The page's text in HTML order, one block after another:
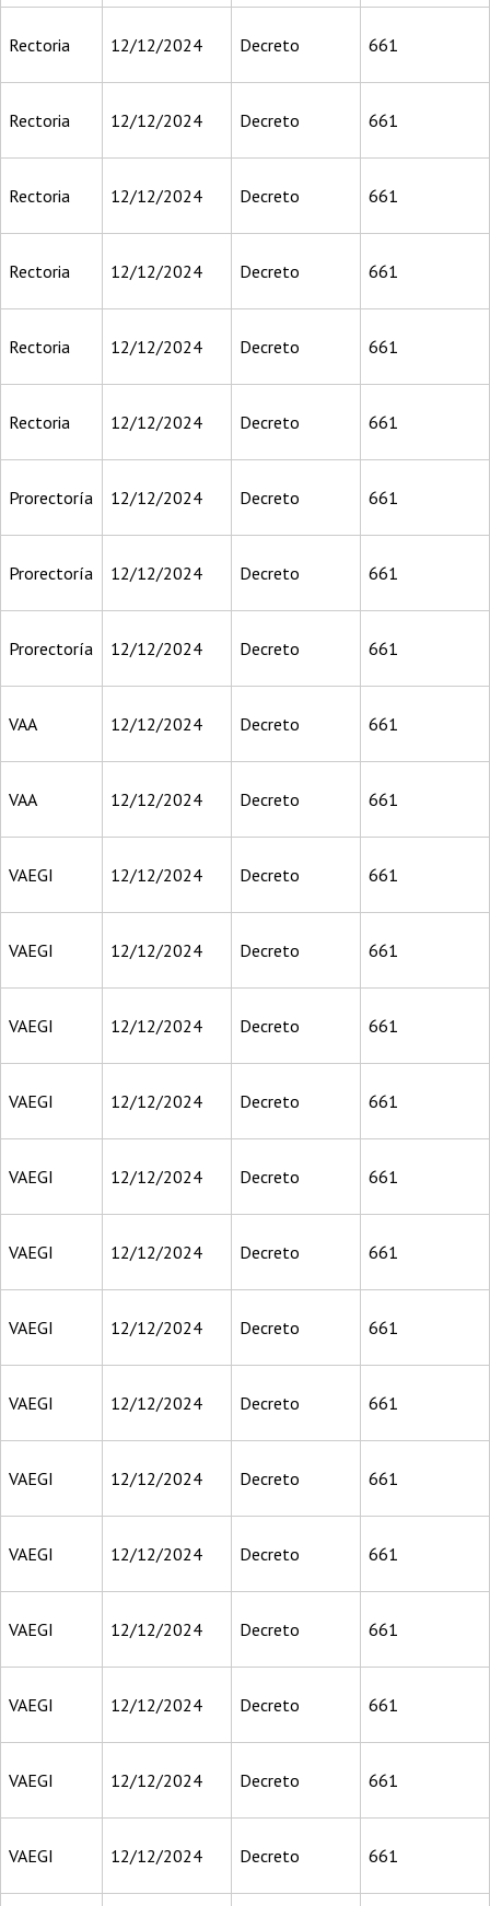
Rectoria 12/12/2024 Decreto 661
Rectoria 12/12/2024 Decreto 661
Rectoria 12/12/2024 Decreto 661
Rectoria 12/12/2024 Decreto 661
Rectoria 12/12/2024 Decreto 661
Rectoria 12/12/2024 Decreto 661
Prorectoría 12/12/2024 Decreto 661
Prorectoría 12/12/2024 Decreto 661
Prorectoría 12/12/2024 Decreto 661
VAA 12/12/2024 Decreto 661
VAA 12/12/2024 Decreto 661
VAEGI 12/12/2024 Decreto 661
VAEGI 12/12/2024 Decreto 661
VAEGI 12/12/2024 Decreto 661
VAEGI 12/12/2024 Decreto 661
VAEGI 12/12/2024 Decreto 661
VAEGI 12/12/2024 Decreto 661
VAEGI 12/12/2024 Decreto 661
VAEGI 12/12/2024 Decreto 661
VAEGI 12/12/2024 Decreto 661
VAEGI 12/12/2024 Decreto 661
VAEGI 12/12/2024 Decreto 661
VAEGI 12/12/2024 Decreto 661
VAEGI 12/12/2024 Decreto 661
VAEGI 12/12/2024 Decreto 661